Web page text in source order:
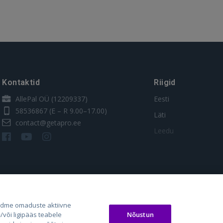
Kontaktid
AllePal OÜ (12209337)
58536867 (E – R 9.00–17.00)
contact@getapro.ee
Riigid
Eesti
Läti
Leedu
omaduste aktiivne
või ligipääs teabele
Nõustun